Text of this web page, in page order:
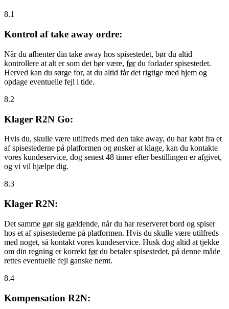
8.1
Kontrol af take away ordre:
Når du afhenter din take away hos spisestedet, bør du altid
kontrollere at alt er som det bør være, førdu forlader spisestedet.
Herved kan du sørge for, at du altid får det rigtige med hjem og
opdage eventuelle fejl i tide.
8.2
Klager R2N Go:
Hvis du, skulle være utilfreds med den take away, du har købt fra et
af spisestederne på platformen og ønsker at klage, kan du kontakte
vores kundeservice, dog senest 48 timer efter bestillingen er afgivet,
og vi vil hjælpe dig.
8.3
Klager R2N:
Det samme gør sig gældende, når du har reserveret bord og spiser
hos et af spisestederne på platformen. Hvis du skulle være utilfreds
med noget, så kontakt vores kundeservice. Husk dog altid at tjekke
om din regning er korrekt førdu betaler spisestedet, på denne måde
rettes eventuelle fejl ganske nemt.
8.4
Kompensation R2N: